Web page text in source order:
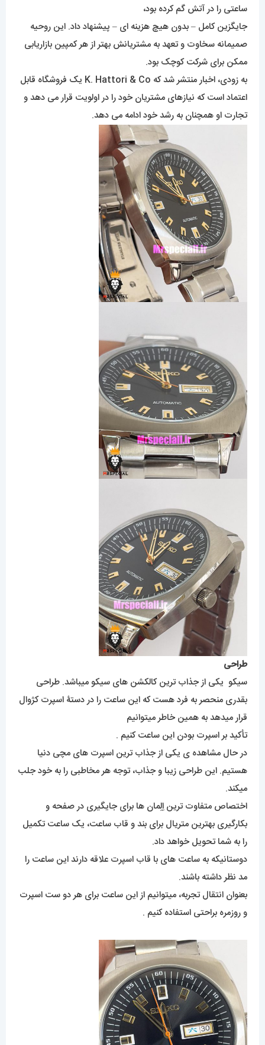
ساعتی را در آتش گم کرده بود،
جایگزین کامل – بدون هیچ هزینه ای – پیشنهاد داد. این روحیه
صمیمانه سخاوت و تعهد به مشتریانش بهتر از هر کمپین بازاریابی
ممکن برای شرکت کوچک بود.
به زودی، اخبار منتشر شد که K. Hattori & Co یک فروشگاه قابل
اعتماد است که نیازهای مشتریان خود را در اولویت قرار می دهد و
تجارت او همچنان به رشد خود ادامه می دهد.
طراحی
سیکو یکی از جذاب ترین کالکشن های سیکو میباشد. طراحی
بقدری منحصر به فرد هست که این ساعت را در دستۀ اسپرت کژوال
قرار میدهد به همین خاطر میتوانیم
تأکید بر اسپرت بودن این ساعت کنیم .
در حال مشاهده ی یکی از جذاب ترین اسپرت های مچی دنیا
هستیم. این طراحی زیبا و جذاب، توجه هر مخاطبی را به خود جلب
میکند.
اختصاص متفاوت ترین اِلِمان ها برای جایگیری در صفحه و
بکارگیری بهترین متریال برای بند و قاب ساعت، یک ساعت تکمیل
را به شما تحویل خواهد داد.
دوستانیکه به ساعت های با قاب اسپرت علاقه دارند این ساعت را
مد نظر داشته باشند.
بعنوان انتقال تجربه، میتوانیم از این ساعت برای هر دو ست اسپرت
و روزمره براحتی استفاده کنیم .